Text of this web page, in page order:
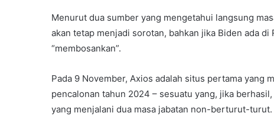
Menurut dua sumber yang mengetahui langsung
akan tetap menjadi sorotan, bahkan jika Biden ada
“membosankan”.
Pada 9 November, Axios adalah situs pertama yang
pencalonan tahun 2024 – sesuatu yang, jika
yang menjalani dua masa jabatan non-berturut-